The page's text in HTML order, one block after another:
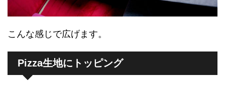
こんな感じで広げます。
Pizza生地にトッピング